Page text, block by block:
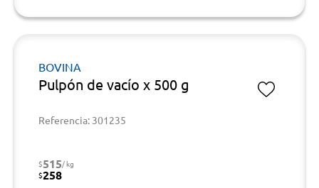
BOVINA
Pulpón de vacío x 500 g
Referencia: 301235
$515/ kg
$258